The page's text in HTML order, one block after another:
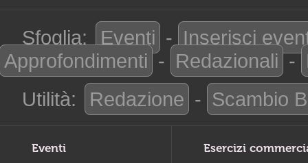
Sfoglia: Eventi - Inserisci
Approfondimenti - Redazionali -
Utilità:
Redazione - Scambio
Eventi Esercizi